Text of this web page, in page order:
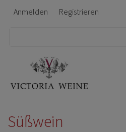
Anmelden Registrieren
Süßwein